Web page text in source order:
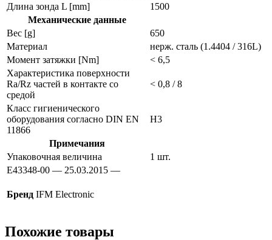
Длина зонда L [mm]
1500
Механические данные
Вес [g]
650
Материал
нерж. сталь (1.4404 / 316L)
Момент затяжки [Nm]
< 6,5
Характеристика поверхности
Ra/Rz частей в контакте со
средой
< 0,8 / 8
Класс гигиенического
оборудования согласно DIN EN
11866
H3
Примечания
Упаковочная величина
1 шт.
E43348-00 — 25.03.2015 —
Бренд IFM Electronic
Похожие товары